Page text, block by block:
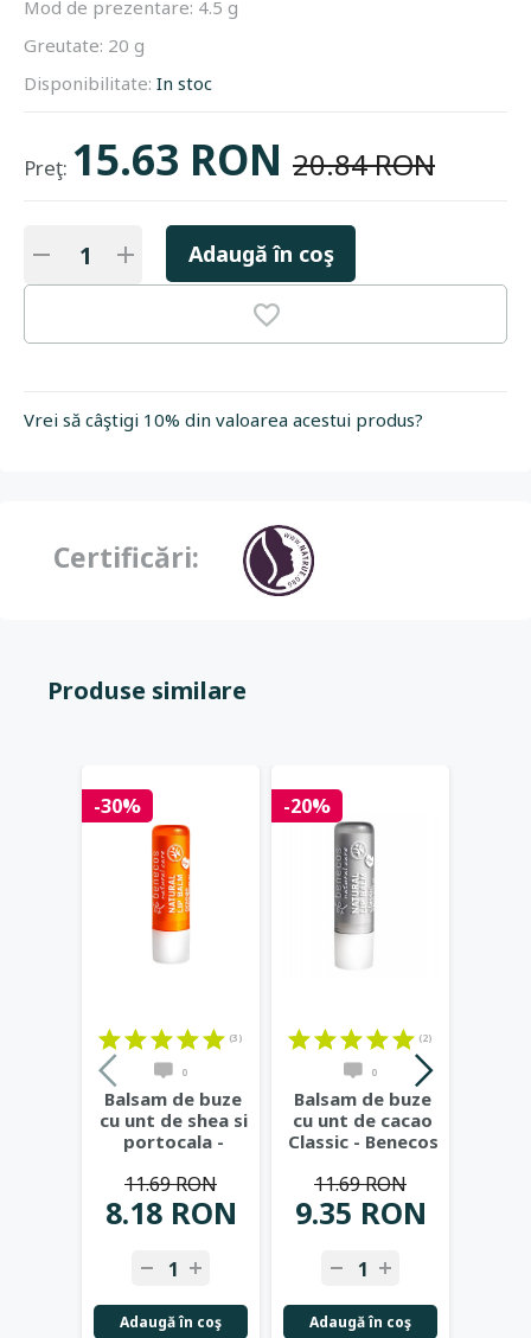
Mod de prezentare: 4.5 g
Greutate: 20 g
Disponibilitate: In stoc
Preţ: 15.63 RON 20.84 RON
Adaugă în coş
Vrei să câştigi 10% din valoarea acestui produs?
Certificări:
Produse similare
-30%
(3)
0
Balsam de buze
cu unt de shea si
portocala -
8.18 RON
11.69 RON
Adaugă în coş
-20%
(2)
0
Balsam de buze
cu unt de cacao
Classic - Benecos
9.35 RON
11.69 RON
Adaugă în coş